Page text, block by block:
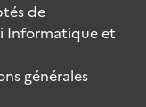
de
Informatique et
générales